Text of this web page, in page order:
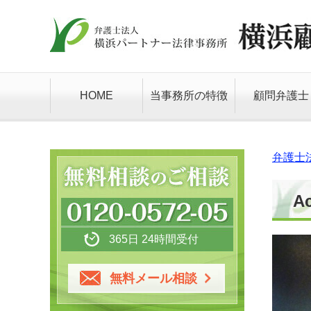
HOME 当事務所の特徴 顧問弁護士
弁護士
365日 24時間受付
無料メール相談